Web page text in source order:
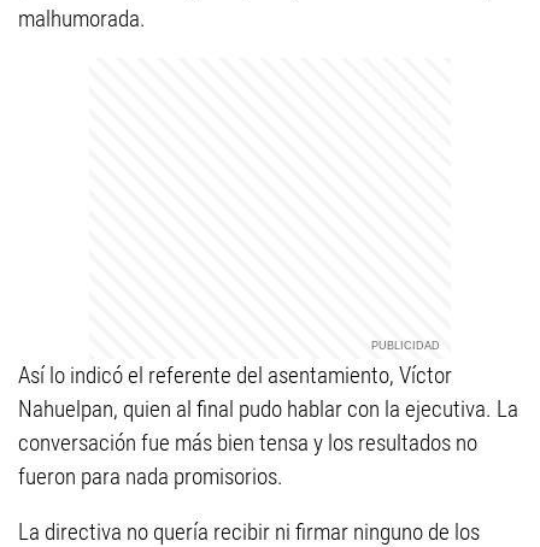
malhumorada.
Así lo indicó el referente del asentamiento, Víctor
Nahuelpan, quien al final pudo hablar con la ejecutiva. La
conversación fue más bien tensa y los resultados no
fueron para nada promisorios.
La directiva no quería recibir ni firmar ninguno de los